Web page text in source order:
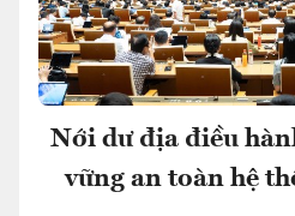
Nới dư địa điều
vững an toàn hệ